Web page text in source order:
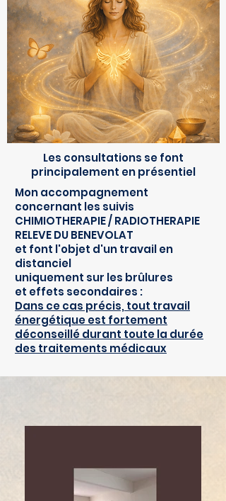
Les consultations se font
principalement en présentiel
Mon accompagnement
concernant les suivis
CHIMIOTHERAPIE / RADIOTHERAPIE
RELEVE DU BENEVOLAT
et font l'objet d'un travail en
distanciel
uniquement sur les brûlures
et effets secondaires :
Dans ce cas précis, tout travail
énergétique est fortement
déconseillé durant toute la durée
des traitements médicaux